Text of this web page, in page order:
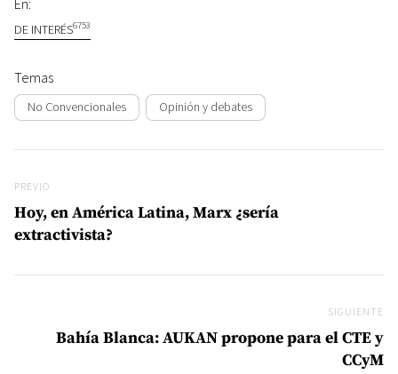
DE INTERÉS6753
Temas
No Convencionales Opinión y debates
Previo
PREVIO
Hoy, en América Latina, Marx ¿sería
extractivista?
SIGUIENTE
Bahía Blanca: AUKAN propone para el CTE y
CCyM